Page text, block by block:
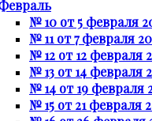
№ 10 от 5 февраля
№ 11 от 7 февраля
№ 12 от 12 февраля
№ 13 от 14 февраля
№ 14 от 19 февраля
№ 15 от 21 февраля